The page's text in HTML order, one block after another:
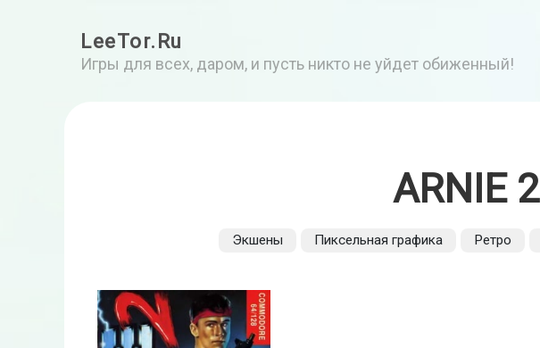
LeeTor.Ru
Игры для всех, даром, и пусть никто не уйдет обиженный!
ARNIE 2
Экшены Пиксельная графика Ретро